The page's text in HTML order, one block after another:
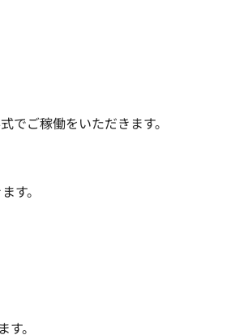
ご稼働をいただきます。
す。
。